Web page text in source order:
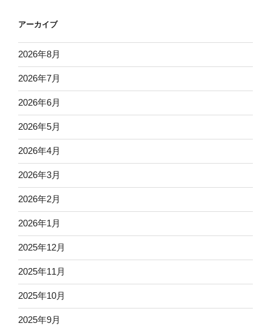
アーカイブ
2026年8月
2026年7月
2026年6月
2026年5月
2026年4月
2026年3月
2026年2月
2026年1月
2025年12月
2025年11月
2025年10月
2025年9月